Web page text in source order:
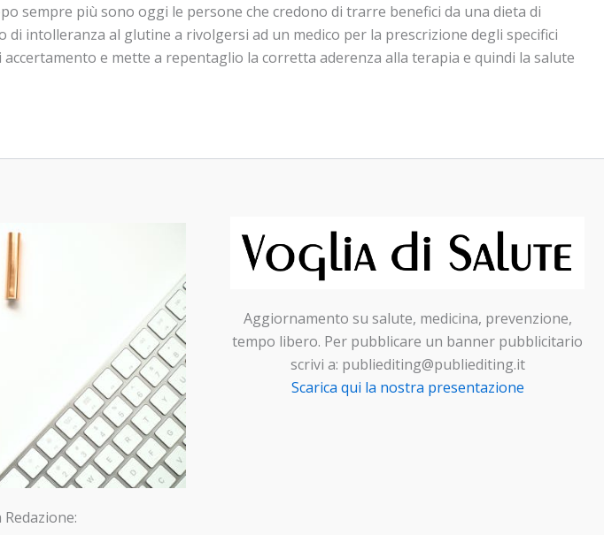
sempre più sono oggi le persone che credono di trarre benefici da una dieta di
di intolleranza al glutine a rivolgersi ad un medico per la prescrizione degli specifici
e mette a repentaglio la corretta aderenza alla terapia e quindi la salute
Redazione:
Aggiornamento su salute, medicina, prevenzione,
tempo libero. Per pubblicare un banner pubblicitario
scrivi a: publiediting@publiediting.it
Scarica qui la nostra presentazione